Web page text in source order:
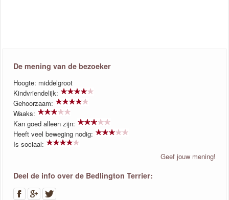
De mening van de bezoeker
Hoogte: middelgroot
Kindvriendelijk:
Gehoorzaam:
Waaks:
Kan goed alleen zijn:
Heeft veel beweging nodig:
Is sociaal:
Geef jouw mening!
Deel de info over de Bedlington Terrier: